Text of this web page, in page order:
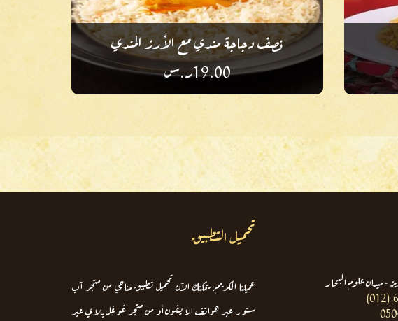
نصف دجاجة مندي مع الأرز المندي
19.00ر.س
أضف إلى أطباقك المفضلة
- ميدان علوم البحار
(012)
تحميل التطبيق
عميلنا الكريم، يمكنك الآن تحميل تطبيق مناحي من متجر آب
ستور عبر هواتف الآيفون أو من متجر غوغل بلاي عبر